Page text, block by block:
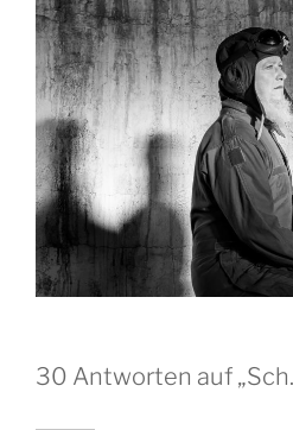
30 Antworten auf